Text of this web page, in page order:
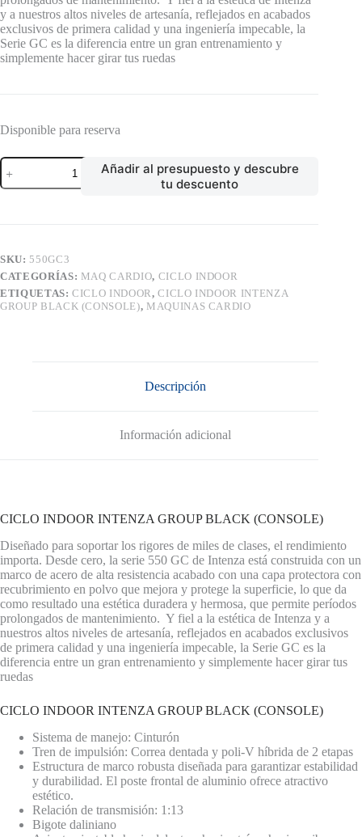
y a nuestros altos niveles de artesanía, reflejados en acabados
exclusivos de primera calidad y una ingeniería impecable, la
Serie GC es la diferencia entre un gran entrenamiento y
simplemente hacer girar tus ruedas
Disponible para reserva
CICLO
INDOOR
INTENZA
Añadir al presupuesto y descubre
tu descuento
SKU: 550GC3
CATEGORÍAS: MAQ CARDIO, CICLO INDOOR
ETIQUETAS:CICLO INDOOR,CICLO INDOOR INTENZA
GROUP BLACK (CONSOLE), MAQUINAS CARDIO
Descripción
Información adicional
CICLO INDOOR INTENZA GROUP BLACK (CONSOLE)
Diseñado para soportar los rigores de miles de clases, el rendimiento
importa. Desde cero, la serie 550 GC de Intenza está construida con un
marco de acero de alta resistencia acabado con una capa protectora con
recubrimiento en polvo que mejora y protege la superficie, lo que da
como resultado una estética duradera y hermosa, que permite períodos
prolongados de mantenimiento. Y fiel a la estética de Intenza y a
nuestros altos niveles de artesanía, reflejados en acabados exclusivos
de primera calidad y una ingeniería impecable, la Serie GC es la
diferencia entre un gran entrenamiento y simplemente hacer girar tus
ruedas
CICLO INDOOR INTENZA GROUP BLACK (CONSOLE)
Sistema de manejo: Cinturón
Tren de impulsión: Correa dentada y poli-V híbrida de 2 etapas
Estructura de marco robusta diseñada para garantizar estabilidad
y durabilidad. El poste frontal de aluminio ofrece atractivo
estético.
Relación de transmisión: 1:13
Bigote daliniano